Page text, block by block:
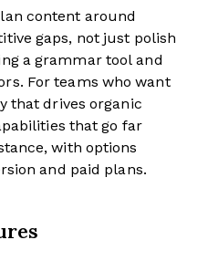
content around
gaps, not just polish
a grammar tool and
For teams who want
that drives organic
that go far
with options
and paid plans.